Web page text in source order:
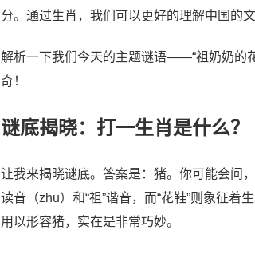
分。通过生肖，我们可以更好的理解中国的
解析一下我们今天的主题谜语——“祖奶奶的
奇！
谜底揭晓：打一生肖是什么？
让我来揭晓谜底。答案是：猪。你可能会问
读音（zhu）和“祖”谐音，而“花鞋”则象征
用以形容猪，实在是非常巧妙。